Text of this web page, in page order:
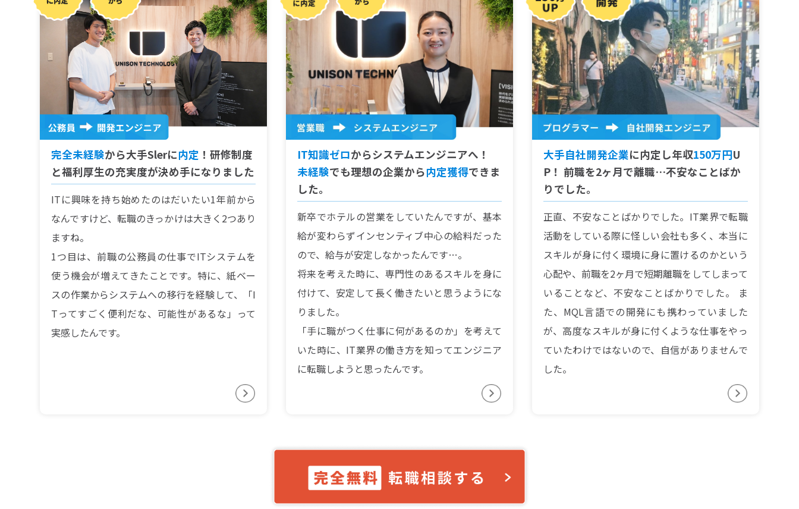
完全未経験から大手Slerに内定 ！研修制度
と福利厚生の充実度が決め手になりました
ITに興味を持ち始めたのはだいたい1年前から
なんですけど、転職のきっかけは大きく2つあり
ますね。
1つ目は、前職の公務員の仕事でITシステムを
使う機会が増えてきたことです。特に、紙ベー
スの作業からシステムへの移行を経験して、「I
Tってすごく便利だな、可能性があるな」って
実感したんです。
IT知識ゼロからシステムエンジニアへ！
未経験でも理想の企業から内定獲得できま
した。
新卒でホテルの営業をしていたんですが、基本
給が変わらずインセンティブ中心の給料だった
ので、給与が安定しなかったんです…。
将来を考えた時に、専門性のあるスキルを身に
付けて、安定して長く働きたいと思うようにな
りました。
「手に職がつく仕事に何があるのか」を考えて
いた時に、IT業界の働き方を知ってエンジニア
に転職しようと思ったんです。
大手自社開発企業に内定し年収150万円U
P！ 前職を2ヶ月で離職…不安なことばか
りでした。
正直、不安なことばかりでした。IT業界で転職
活動をしている際に怪しい会社も多く、本当に
スキルが身に付く環境に身に置けるのかという
心配や、前職を2ヶ月で短期離職をしてしまって
いることなど、不安なことばかりでした。 ま
た、MQL言語での開発にも携わっていました
が、高度なスキルが身に付くような仕事をやっ
ていたわけではないので、自信がありませんで
した。